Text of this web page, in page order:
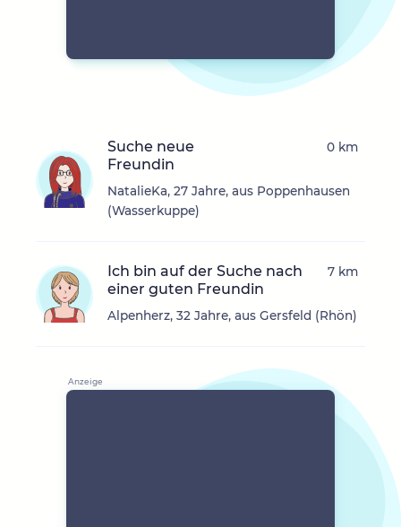
Suche neue
Freundin
NatalieKa, 27 Jahre, aus Poppenhausen
(Wasserkuppe)
0 km
Ich bin auf der Suche nach
einer guten Freundin
Alpenherz, 32 Jahre, aus Gersfeld (Rhön)
7 km